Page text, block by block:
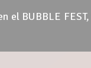
el BUBBLE